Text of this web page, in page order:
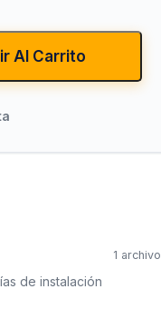
Al Carrito
1 archivo
de instalación